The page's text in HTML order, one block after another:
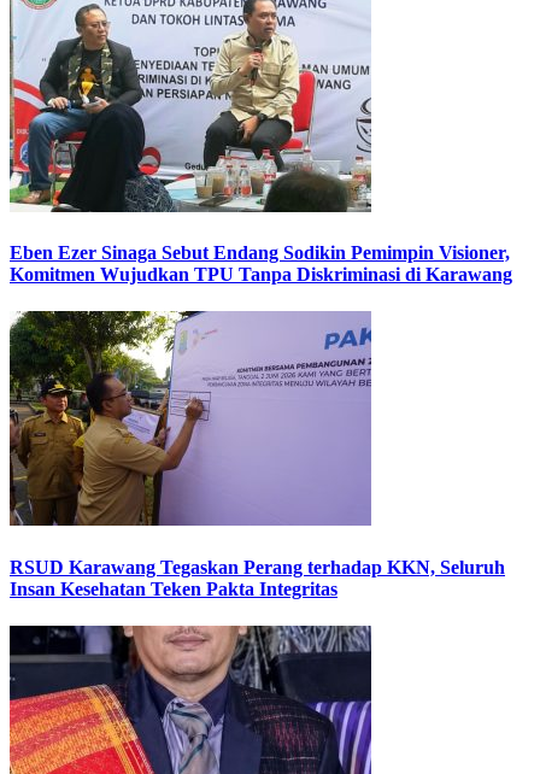
Eben Ezer Sinaga Sebut Endang Sodikin Pemimpin Visioner,
Komitmen Wujudkan TPU Tanpa Diskriminasi di Karawang
RSUD Karawang Tegaskan Perang terhadap KKN, Seluruh
Insan Kesehatan Teken Pakta Integritas